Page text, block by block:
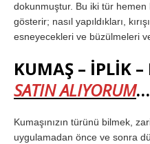
dokunmuştur. Bu iki tür hemen
gösterir; nasıl yapıldıkları,
esneyecekleri ve büzülmeleri
KUMAŞ – İPLİK
SATIN ALIYORUM
Kumaşınızın türünü bilmek,
uygulamadan önce ve sonra